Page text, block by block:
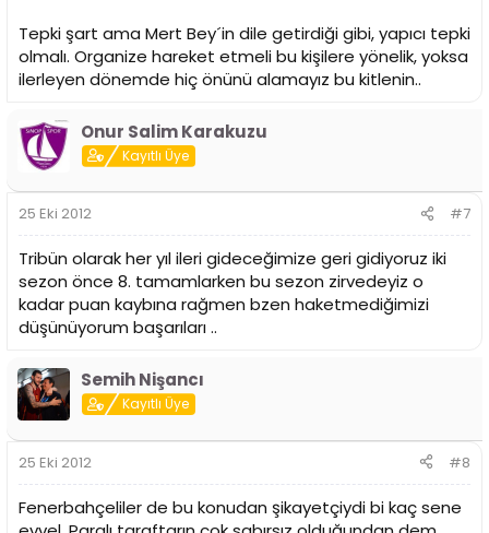
Tepki şart ama Mert Bey´in dile getirdiği gibi, yapıcı tepki
olmalı. Organize hareket etmeli bu kişilere yönelik, yoksa
ilerleyen dönemde hiç önünü alamayız bu kitlenin..
Onur Salim Karakuzu
Kayıtlı Üye
25 Eki 2012 #7
Tribün olarak her yıl ileri gideceğimize geri gidiyoruz iki
sezon önce 8. tamamlarken bu sezon zirvedeyiz o
kadar puan kaybına rağmen bzen haketmediğimizi
düşünüyorum başarıları ..
Semih Nişancı
Kayıtlı Üye
25 Eki 2012 #8
Fenerbahçeliler de bu konudan şikayetçiydi bi kaç sene